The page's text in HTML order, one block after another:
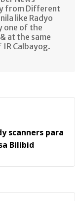
from Different
like Radyo
one of the
at the same
Calbayog.
scanners para
Bilibid